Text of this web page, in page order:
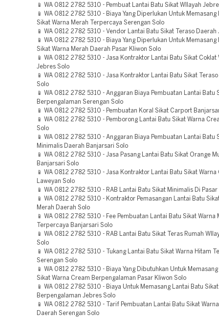
📱 WA 0812 2782 5310 - Pembuat Lantai Batu Sikat WIlayah
📱 WA 0812 2782 5310 - Biaya Yang Diperlukan Untuk Memasang
Sikat Warna Merah Terpercaya Serengan Solo
📱 WA 0812 2782 5310 - Vendor Lantai Batu Sikat Teraso Daerah
📱 WA 0812 2782 5310 - Biaya Yang Diperlukan Untuk Memasang
Sikat Warna Merah Daerah Pasar Kliwon Solo
📱 WA 0812 2782 5310 - Jasa Kontraktor Lantai Batu Sikat Coklat
Jebres Solo
📱 WA 0812 2782 5310 - Jasa Kontraktor Lantai Batu Sikat
Solo
📱 WA 0812 2782 5310 - Anggaran Biaya Pembuatan Lantai Batu
Berpengalaman Serengan Solo
📱 WA 0812 2782 5310 - Pembuatan Koral Sikat Carport
📱 WA 0812 2782 5310 - Pemborong Lantai Batu Sikat Warna
Solo
📱 WA 0812 2782 5310 - Anggaran Biaya Pembuatan Lantai Batu
Minimalis Daerah Banjarsari Solo
📱 WA 0812 2782 5310 - Jasa Pasang Lantai Batu Sikat Orange
Banjarsari Solo
📱 WA 0812 2782 5310 - Jasa Kontraktor Lantai Batu Sikat Warna
Laweyan Solo
📱 WA 0812 2782 5310 - RAB Lantai Batu Sikat Minimalis Di
📱 WA 0812 2782 5310 - Kontraktor Pemasangan Lantai Batu
Merah Daerah Solo
📱 WA 0812 2782 5310 - Fee Pembuatan Lantai Batu Sikat Warna
Terpercaya Banjarsari Solo
📱 WA 0812 2782 5310 - RAB Lantai Batu Sikat Teras Rumah
Solo
📱 WA 0812 2782 5310 - Tukang Lantai Batu Sikat Warna Hitam
Serengan Solo
📱 WA 0812 2782 5310 - Biaya Yang Dibutuhkan Untuk
Sikat Warna Cream Berpengalaman Pasar Kliwon Solo
📱 WA 0812 2782 5310 - Biaya Untuk Memasang Lantai Batu
Berpengalaman Jebres Solo
📱 WA 0812 2782 5310 - Tarif Pembuatan Lantai Batu Sikat
Daerah Serengan Solo